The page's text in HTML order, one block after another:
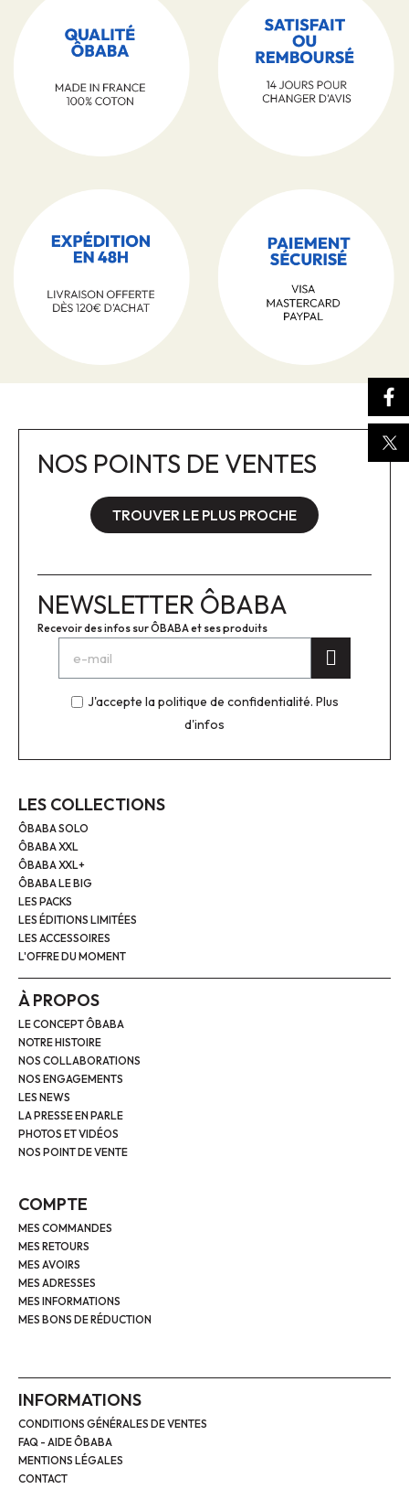
NOS POINTS DE VENTES
TROUVER LE PLUS PROCHE
NEWSLETTER ÔBABA
Recevoir des infos sur ÔBABA et ses produits
J'accepte la politique de confidentialité. Plus
d'infos
LES COLLECTIONS
ÔBABA SOLO
ÔBABA XXL
ÔBABA XXL+
ÔBABA LE BIG
LES PACKS
LES ÉDITIONS LIMITÉES
LES ACCESSOIRES
L'OFFRE DU MOMENT
À PROPOS
LE CONCEPT ÔBABA
NOTRE HISTOIRE
NOS COLLABORATIONS
NOS ENGAGEMENTS
LES NEWS
LA PRESSE EN PARLE
PHOTOS ET VIDÉOS
NOS POINT DE VENTE
COMPTE
MES COMMANDES
MES RETOURS
MES AVOIRS
MES ADRESSES
MES INFORMATIONS
MES BONS DE RÉDUCTION
INFORMATIONS
CONDITIONS GÉNÉRALES DE VENTES
FAQ - AIDE ÔBABA
MENTIONS LÉGALES
CONTACT